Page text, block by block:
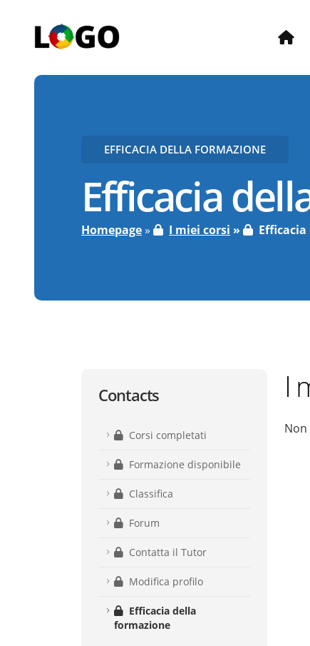
EFFICACIA DELLA FORMAZIONE
Efficacia
Homepage I miei corsi
I
Contacts
Corsi completati
Formazione disponibile
Classifica
Forum
Contatta il Tutor
Modifica profilo
Efficacia della
formazione